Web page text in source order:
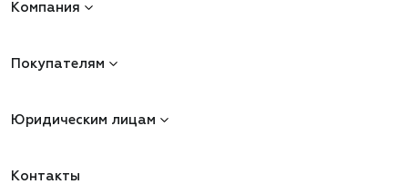
Компания
Покупателям
Юридическим лицам
Контакты